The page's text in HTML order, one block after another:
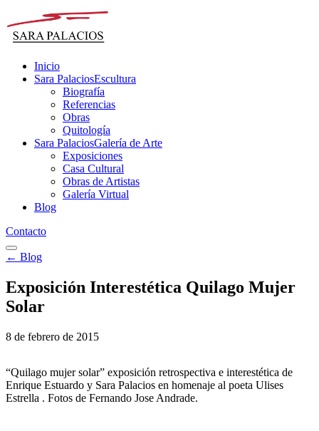
Inicio
Sara PalaciosEscultura
Biografía
Referencias
Obras
Quitología
Sara PalaciosGalería de Arte
Exposiciones
Casa Cultural
Obras de Artistas
Galería Virtual
Blog
Contacto
← Blog
Exposición Interestética Quilago Mujer
Solar
8 de febrero de 2015
“Quilago mujer solar” exposición retrospectiva e interestética de
Enrique Estuardo y Sara Palacios en homenaje al poeta Ulises
Estrella . Fotos de Fernando Jose Andrade.